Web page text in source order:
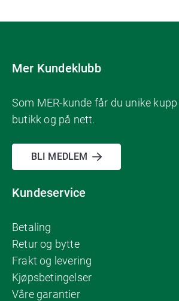
Mer Kundeklubb
Som MER-kunde får du unike kupp
butikk og på nett.
BLI MEDLEM
Kundeservice
Betaling
Retur og bytte
Frakt og levering
Kjøpsbetingelser
Våre garantier